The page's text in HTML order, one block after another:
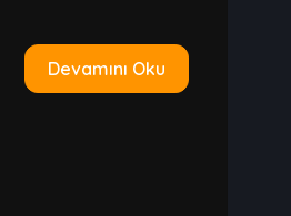
Devamını Oku